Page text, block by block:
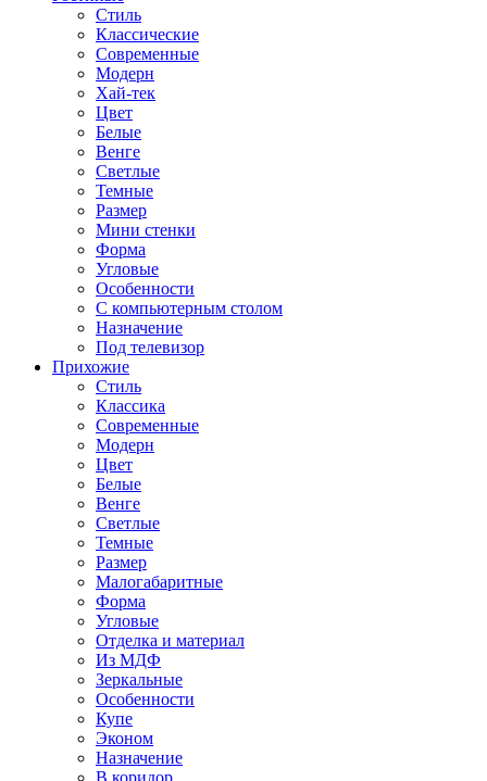
Стиль
Классические
Современные
Модерн
Хай-тек
Цвет
Белые
Венге
Светлые
Темные
Размер
Мини стенки
Форма
Угловые
Особенности
С компьютерным столом
Назначение
Под телевизор
Прихожие
Стиль
Классика
Современные
Модерн
Цвет
Белые
Венге
Светлые
Темные
Размер
Малогабаритные
Форма
Угловые
Отделка и материал
Из МДФ
Зеркальные
Особенности
Купе
Эконом
Назначение
В коридор